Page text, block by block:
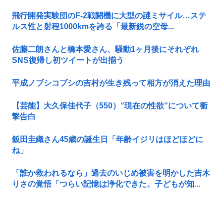
飛行開発実験団のF-2戦闘機に大型の謎ミサイル…ステ
ルス性と射程1000kmを誇る「最新鋭の空母...
佐藤二朗さんと橋本愛さん、騒動1ヶ月後にそれぞれ
SNS復帰し初ツイートが出揃う
平成ノブシコブシの吉村が生き残って相方が消えた理由
【芸能】大久保佳代子（550）“現在の性欲”について衝
撃告白
飯田圭織さん45歳の誕生日「年齢イジリはほどほどに
ね」
「誰か救われるなら」過去のいじめ被害を明かした吉木
りさの覚悟「つらい記憶は浄化できた。子どもが知...